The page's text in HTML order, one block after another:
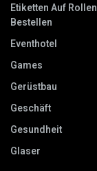
Etiketten Auf Rollen
Bestellen
Eventhotel
Games
Gerüstbau
Geschäft
Gesundheit
Glaser